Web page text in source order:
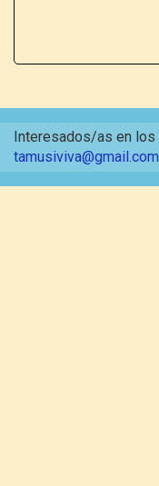
Interesados/as en los
tamusiviva@gmail.com